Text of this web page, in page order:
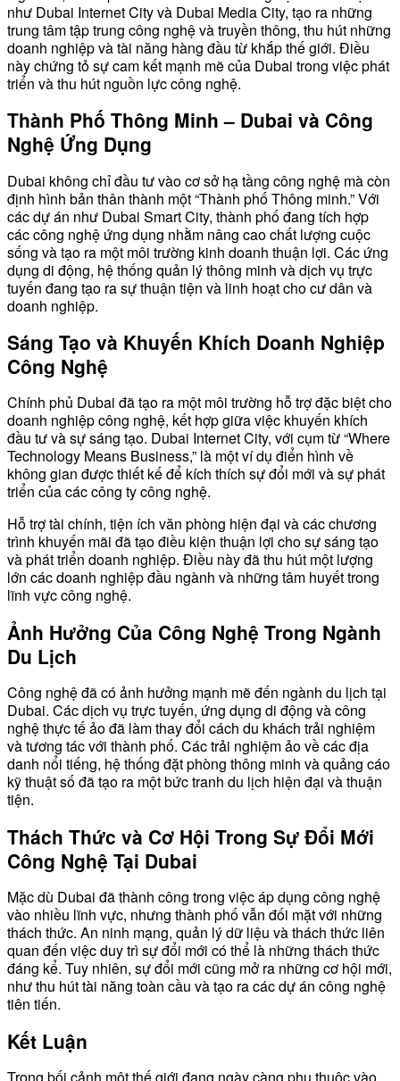
như Dubai Internet City và Dubai Media City, tạo ra những
trung tâm tập trung công nghệ và truyền thông, thu hút những
doanh nghiệp và tài năng hàng đầu từ khắp thế giới. Điều
này chứng tỏ sự cam kết mạnh mẽ của Dubai trong việc phát
triển và thu hút nguồn lực công nghệ.
Thành Phố Thông Minh – Dubai và Công
Nghệ Ứng Dụng
Dubai không chỉ đầu tư vào cơ sở hạ tầng công nghệ mà còn
định hình bản thân thành một “Thành phố Thông minh.” Với
các dự án như Dubai Smart City, thành phố đang tích hợp
các công nghệ ứng dụng nhằm nâng cao chất lượng cuộc
sống và tạo ra một môi trường kinh doanh thuận lợi. Các ứng
dụng di động, hệ thống quản lý thông minh và dịch vụ trực
tuyến đang tạo ra sự thuận tiện và linh hoạt cho cư dân và
doanh nghiệp.
Sáng Tạo và Khuyến Khích Doanh Nghiệp
Công Nghệ
Chính phủ Dubai đã tạo ra một môi trường hỗ trợ đặc biệt cho
doanh nghiệp công nghệ, kết hợp giữa việc khuyến khích
đầu tư và sự sáng tạo. Dubai Internet City, với cụm từ “Where
Technology Means Business,” là một ví dụ điển hình về
không gian được thiết kế để kích thích sự đổi mới và sự phát
triển của các công ty công nghệ.
Hỗ trợ tài chính, tiện ích văn phòng hiện đại và các chương
trình khuyến mãi đã tạo điều kiện thuận lợi cho sự sáng tạo
và phát triển doanh nghiệp. Điều này đã thu hút một lượng
lớn các doanh nghiệp đầu ngành và những tâm huyết trong
lĩnh vực công nghệ.
Ảnh Hưởng Của Công Nghệ Trong Ngành
Du Lịch
Công nghệ đã có ảnh hưởng mạnh mẽ đến ngành du lịch tại
Dubai. Các dịch vụ trực tuyến, ứng dụng di động và công
nghệ thực tế ảo đã làm thay đổi cách du khách trải nghiệm
và tương tác với thành phố. Các trải nghiệm ảo về các địa
danh nổi tiếng, hệ thống đặt phòng thông minh và quảng cáo
kỹ thuật số đã tạo ra một bức tranh du lịch hiện đại và thuận
tiện.
Thách Thức và Cơ Hội Trong Sự Đổi Mới
Công Nghệ Tại Dubai
Mặc dù Dubai đã thành công trong việc áp dụng công nghệ
vào nhiều lĩnh vực, nhưng thành phố vẫn đối mặt với những
thách thức. An ninh mạng, quản lý dữ liệu và thách thức liên
quan đến việc duy trì sự đổi mới có thể là những thách thức
đáng kể. Tuy nhiên, sự đổi mới cũng mở ra những cơ hội mới,
như thu hút tài năng toàn cầu và tạo ra các dự án công nghệ
tiên tiến.
Kết Luận